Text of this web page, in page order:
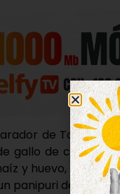
de
gallo de corral
y huevo,
un panipuri de